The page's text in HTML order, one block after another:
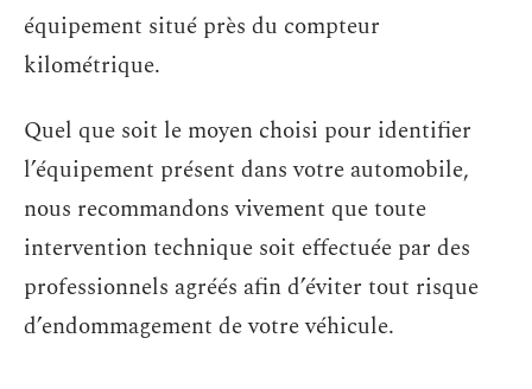
équipement situé près du compteur
kilométrique.
Quel que soit le moyen choisi pour identifier
l’équipement présent dans votre automobile,
nous recommandons vivement que toute
intervention technique soit effectuée par des
professionnels agréés afin d’éviter tout risque
d’endommagement de votre véhicule.